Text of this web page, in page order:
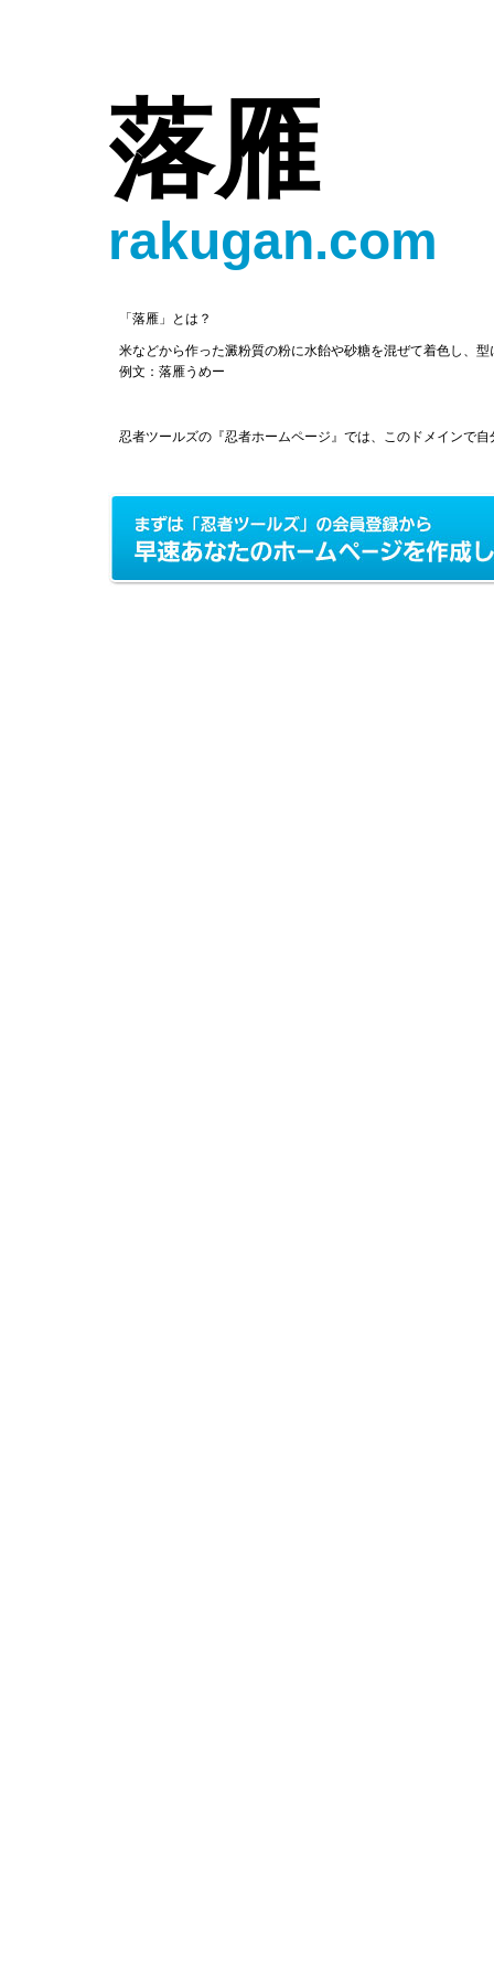
落雁
rakugan.com
「落雁」とは？
米などから作った澱粉質の粉に水飴や砂糖を混ぜて着色し、
例文：落雁うめー
忍者ツールズの『忍者ホームページ』では、このドメインで